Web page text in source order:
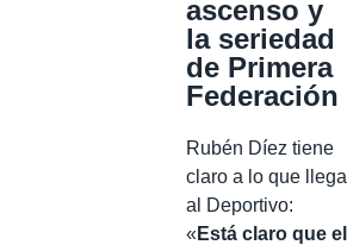
ascenso y
la seriedad
de Primera
Federación
Rubén Díez tiene
claro a lo que llega
al Deportivo:
« Está claro que el